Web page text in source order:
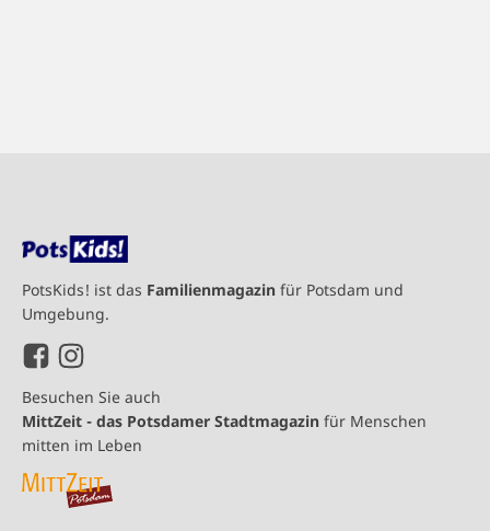
PotsKids! ist das Familienmagazin für Potsdam und
Umgebung.
Besuchen Sie auch
MittZeit - das Potsdamer Stadtmagazin für Menschen
mitten im Leben